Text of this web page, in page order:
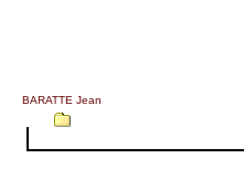
BARATTE Jean